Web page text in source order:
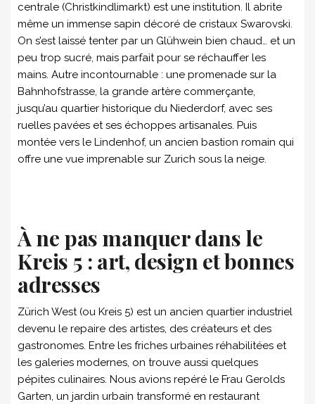
centrale (Christkindlimarkt) est une institution. Il abrite
même un immense sapin décoré de cristaux Swarovski.
On s’est laissé tenter par un Glühwein bien chaud… et un
peu trop sucré, mais parfait pour se réchauffer les
mains. Autre incontournable : une promenade sur la
Bahnhofstrasse, la grande artère commerçante,
jusqu’au quartier historique du Niederdorf, avec ses
ruelles pavées et ses échoppes artisanales. Puis
montée vers le Lindenhof, un ancien bastion romain qui
offre une vue imprenable sur Zurich sous la neige.
À ne pas manquer dans le
Kreis 5 : art, design et bonnes
adresses
Zürich West (ou Kreis 5) est un ancien quartier industriel
devenu le repaire des artistes, des créateurs et des
gastronomes. Entre les friches urbaines réhabilitées et
les galeries modernes, on trouve aussi quelques
pépites culinaires. Nous avions repéré le Frau Gerolds
Garten, un jardin urbain transformé en restaurant